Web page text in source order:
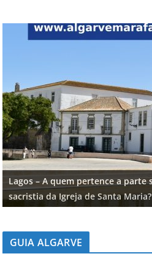
Lagos – A quem pertence a parte
sacristia da Igreja de Santa
GUIA ALGARVE